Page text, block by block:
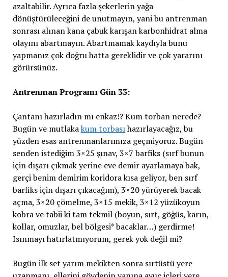
azaltabilir. Ayrıca fazla şekerlerin yağa
dönüştürüleceğini de unutmayın, yani bu antrenman
sonrası alınan kana çabuk karışan karbonhidrat alma
olayını abartmayın. Abartmamak kaydıyla bunu
yapmanız çok doğru hatta gereklidir ve çok yararını
görürsünüz.
Antrenman Programı Gün 33:
Çantanı hazırladın mı enkaz!? Kum torban nerede?
Bugün ve mutlakakum torbasıhazırlayacağız, bu
yüzden esas antrenmanlarımıza geçmiyoruz. Bugün
senden istediğim 3×25 şınav, 3×7 barfiks (sırf bunun
için dışarı çıkmak yerine eve demir ayarlamaya bak,
gerçi benim demirim koridora kısa geliyor, ben sırf
barfiks için dışarı çıkacağım), 3×20 yürüyerek bacak
açma, 3×20 çömelme, 3×15 mekik, 3×12 yüzükoyun
kobra ve tabii ki tam tekmil (boyun, sırt, göğüs, karın,
kollar, omuzlar, bel bölgesi* bacaklar…) gerdirme!
Isınmayı hatırlatmıyorum, gerek yok değil mi?
Bugün ilk set yarım mekikten sonra sırtüstü yere